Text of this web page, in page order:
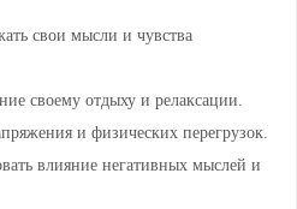
свои мысли и чувства
своему отдыху и релаксации.
и физических перегрузок.
влияние негативных мыслей и